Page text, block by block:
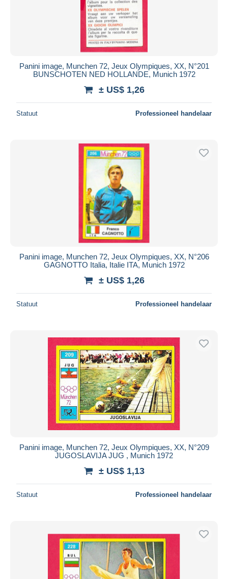
Panini image, Munchen 72, Jeux Olympiques, XX, N°201
BUNSCHOTEN NED HOLLANDE, Munich 1972
± US$ 1,26
Statuut Professioneel handelaar
Panini image, Munchen 72, Jeux Olympiques, XX, N°206
GAGNOTTO Italia, Italie ITA, Munich 1972
± US$ 1,26
Statuut Professioneel handelaar
Panini image, Munchen 72, Jeux Olympiques, XX, N°209
JUGOSLAVIJA JUG , Munich 1972
± US$ 1,13
Statuut Professioneel handelaar